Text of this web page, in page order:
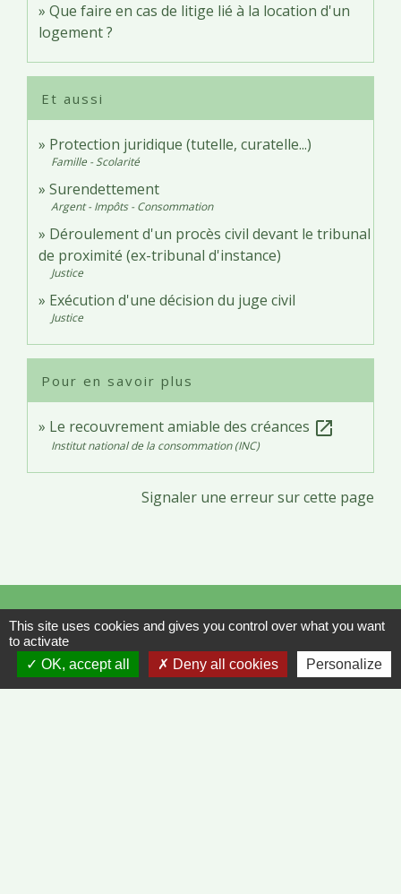
Que faire en cas de litige lié à la location d'un
logement ?
Et aussi
Protection juridique (tutelle, curatelle...)
Famille - Scolarité
Surendettement
Argent - Impôts - Consommation
Déroulement d'un procès civil devant le tribunal
de proximité (ex-tribunal d'instance)
Justice
Exécution d'une décision du juge civil
Justice
Pour en savoir plus
Le recouvrement amiable des créances open_in_new
Institut national de la consommation (INC)
Signaler une erreur sur cette page
Contacts
Commune de Vinzelles
65, rue de la Mairie
71680 Vinzelles - FRANCE
+33 3 85 35 61 19
This site uses cookies and gives you control over what you want
to activate
OK, accept all
Deny all cookies Personalize